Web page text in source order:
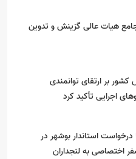
هیات عالی گزینش و‌ تدوین
بر ارتقای توانمندی
اجرایی تأکید کرد
استاندار بوشهر در
اختصاصی به لنجداران